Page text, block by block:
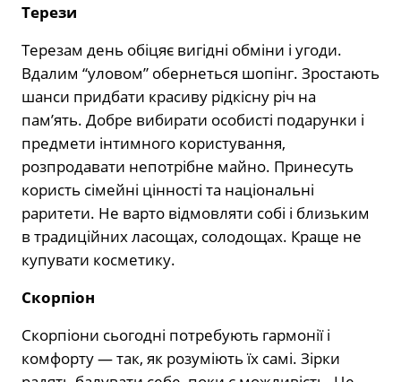
Терези
Терезам день обіцяє вигідні обміни і угоди.
Вдалим “уловом” обернеться шопінг. Зростають
шанси придбати красиву рідкісну річ на
пам’ять. Добре вибирати особисті подарунки і
предмети інтимного користування,
розпродавати непотрібне майно. Принесуть
користь сімейні цінності та національні
раритети. Не варто відмовляти собі і близьким
в традиційних ласощах, солодощах. Краще не
купувати косметику.
Скорпіон
Скорпіони сьогодні потребують гармонії і
комфорту — так, як розуміють їх самі. Зірки